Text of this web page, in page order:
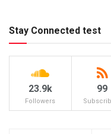
Stay Connected test
23.9k
Followers
99